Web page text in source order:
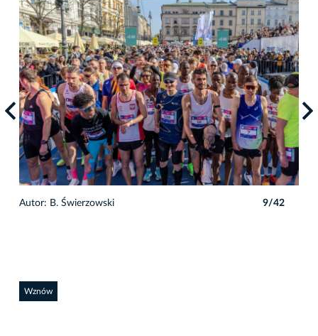
Autor: B. Świerzowski 9/42
Wznów